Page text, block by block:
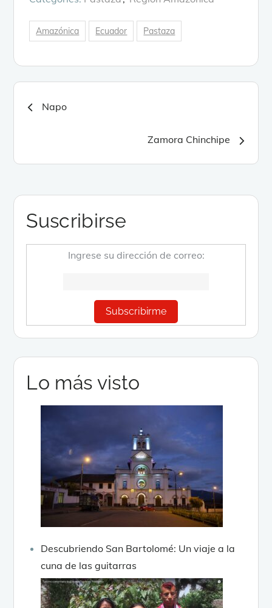
Amazónica Ecuador Pastaza
Navegación
entradas
Napo
Zamora Chinchipe
Suscribirse
Ingrese su dirección de correo:
Lo más visto
Descubriendo San Bartolomé: Un viaje a la
cuna de las guitarras